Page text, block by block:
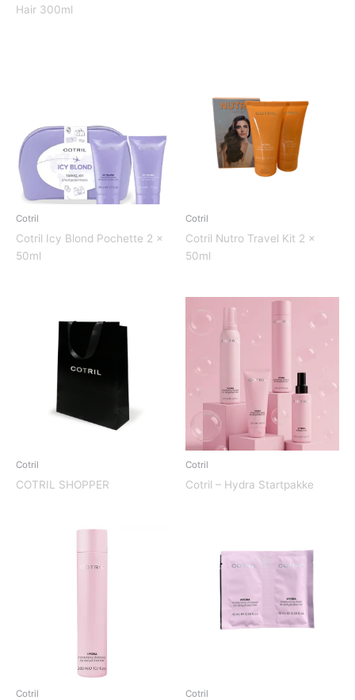
Hair 300ml
Cotril
Cotril Icy Blond Pochette 2 x
50ml
Cotril
Cotril Nutro Travel Kit 2 x
50ml
Cotril
COTRIL SHOPPER
Cotril
Cotril – Hydra Startpakke
Cotril Cotril